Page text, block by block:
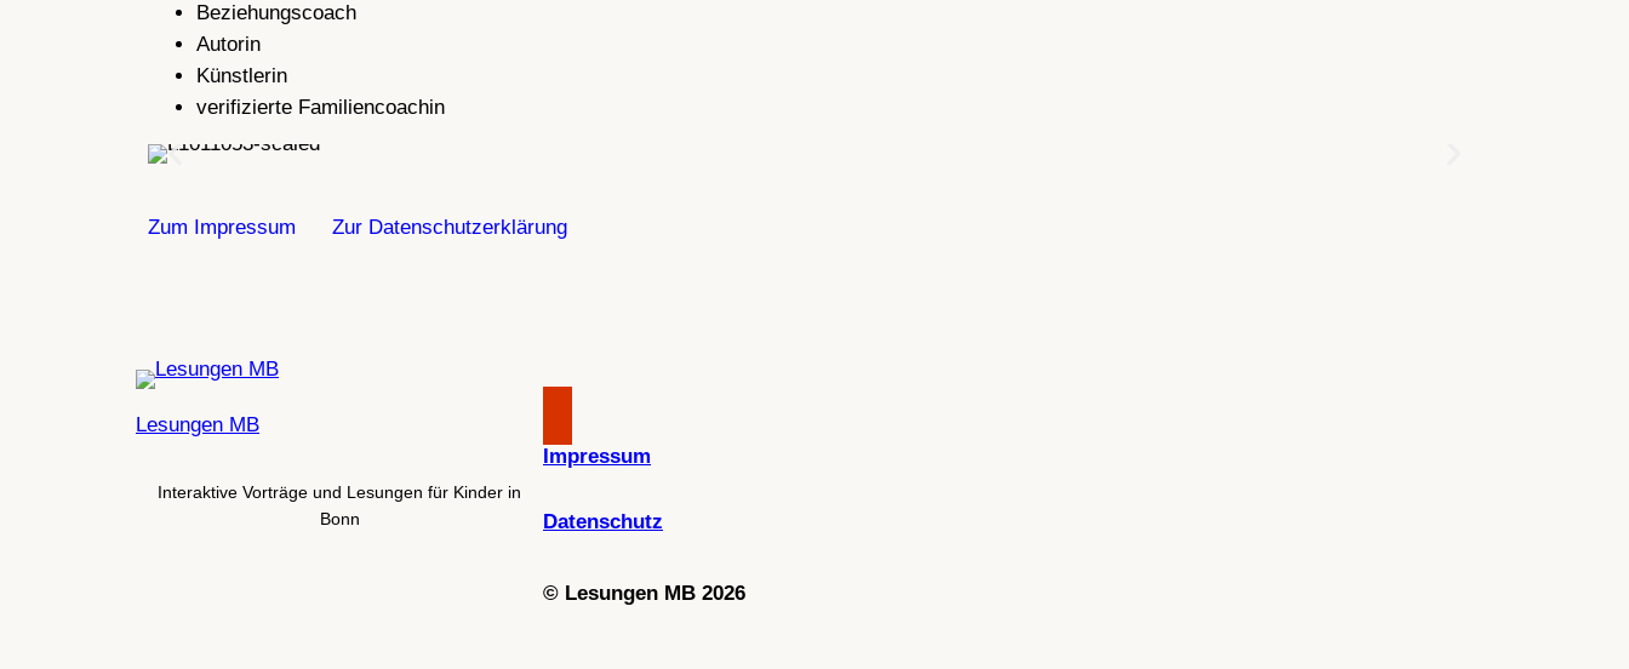
Beziehungscoach
Autorin
Künstlerin
verifizierte Familiencoachin
Zum Impressum Zur Datenschutzerklärung
Lesungen MB
Interaktive Vorträge und Lesungen für Kinder in
Bonn
Impressum
Datenschutz
© Lesungen MB 2026